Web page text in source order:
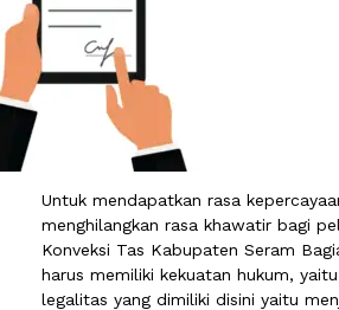
Untuk mendapatkan rasa
menghilangkan rasa khawatir bagi
Konveksi Tas Kabupaten Seram
harus memiliki kekuatan hukum,
legalitas yang dimiliki disini yaitu